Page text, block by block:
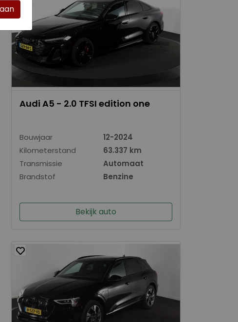
Audi A5 - 2.0 TFSI edition one
Bouwjaar
12-2024
Kilometerstand
63.337 km
Transmissie
Automaat
Brandstof
Benzine
Bekijk auto